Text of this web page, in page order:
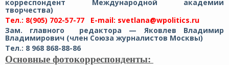
корреспондент Международной академии
творчества)
Тел.: 8(905) 702-57-77 E-mail: svetlana@wpolitics.ru
Зам. главного редактора — Яковлев Владимир
Владимирович (член Союза журналистов Москвы)
Тел.: 8 968 868-88-86
Основные фотокорреспонденты: